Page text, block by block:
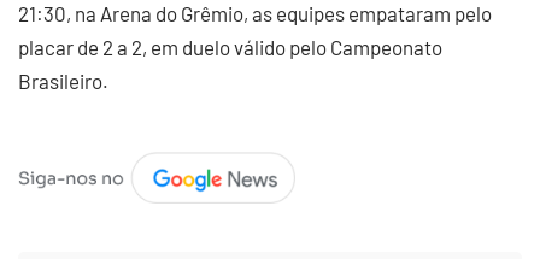
21:30, na Arena do Grêmio, as equipes empataram pelo
placar de 2 a 2, em duelo válido pelo Campeonato
Brasileiro.